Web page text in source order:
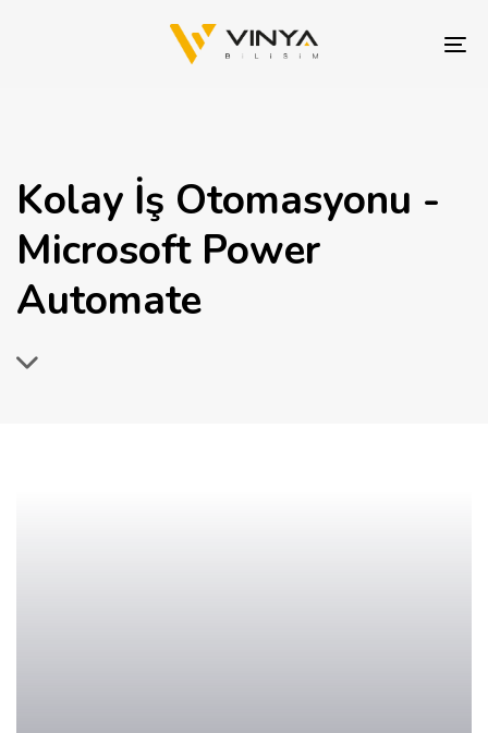
Kolay İş Otomasyonu -
Microsoft Power
Automate